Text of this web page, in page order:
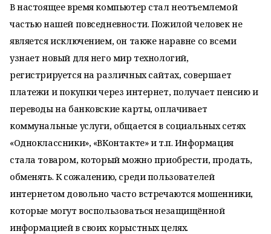
В настоящее время компьютер стал неотъемлемой
частью нашей повседневности. Пожилой человек не
является исключением, он также наравне со всеми
узнает новый для него мир технологий,
регистрируется на различных сайтах, совершает
платежи и покупки через интернет, получает пенсию и
переводы на банковские карты, оплачивает
коммунальные услуги, общается в социальных сетях
«Одноклассники», «ВКонтакте» и т.п. Информация
стала товаром, который можно приобрести, продать,
обменять. К сожалению, среди пользователей
интернетом довольно часто встречаются мошенники,
которые могут воспользоваться незащищённой
информацией в своих корыстных целях.